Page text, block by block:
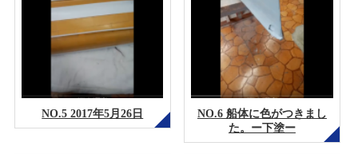
NO.5 2017年5月26日
NO.6 船体に色がつきまし
た。ー下塗ー